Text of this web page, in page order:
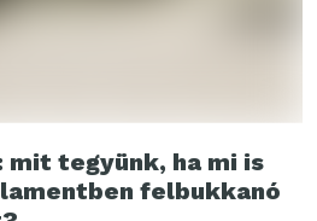
mit tegyünk, ha mi is
felbukkanó